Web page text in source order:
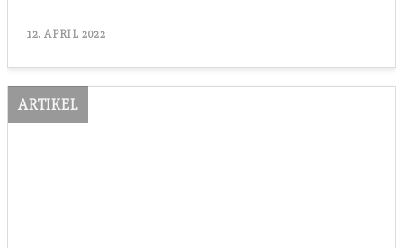
12. APRIL 2022
ARTIKEL